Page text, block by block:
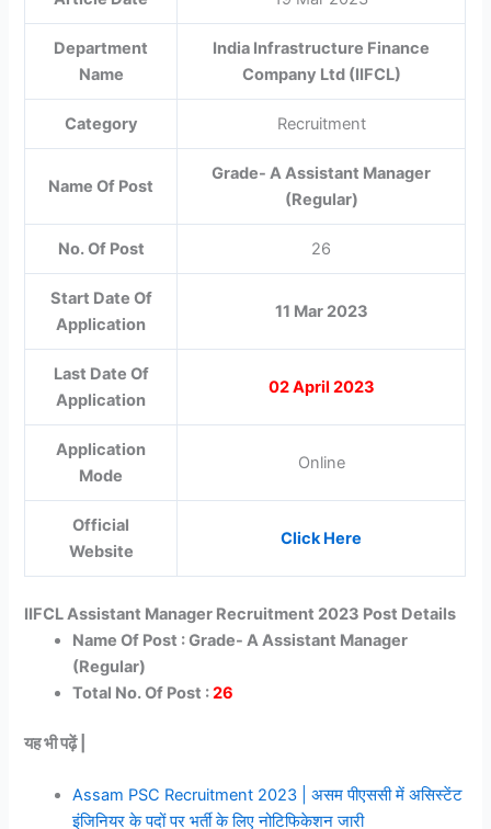
Department
Name
India Infrastructure Finance
Company Ltd (IIFCL)
Category Recruitment
Name Of Post
Grade- A Assistant Manager
(Regular)
No. Of Post 26
Start Date Of
Application
11 Mar 2023
Last Date Of
Application
02 April 2023
Application
Mode
Online
Official
Website
Click Here
IIFCL Assistant Manager Recruitment 2023 Post Details
Name Of Post : Grade- A Assistant Manager
(Regular)
Total No. Of Post :26
यह भी पढ़ें |
Assam PSC Recruitment 2023 | असम पीएससी में असिस्टेंट
इंजिनियर के पदों पर भर्ती के लिए नोटिफिकेशन जारी